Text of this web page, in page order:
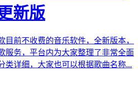
新版
目前不收费的音乐软件，全新版本，
服务，平台内为大家整理了非常全面
类详细，大家也可以根据歌曲名称...